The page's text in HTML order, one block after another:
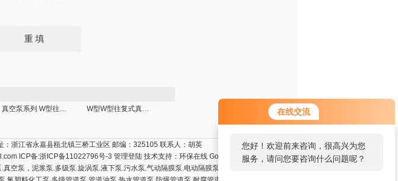
在线交流
您好！欢迎前来咨询，很高兴为您
服务，请问您要咨询什么问题呢？
真空泵系列 W型往复式真空泵厂家
W型W型往复式真空泵 W型往复式真空泵厂家
：浙江省永嘉县瓯北镇三桥工业区 邮编：325105 联系人：胡英
ICP备:浙ICP备11022796号-3 管理登陆 技术支持： 环保在线 GoogleSitemap
空泵，泥浆泵.多级泵.旋涡泵.液下泵.污水泵.气动隔膜泵.电动隔膜泵.化工泵.齿轮泵.螺杆泵.潜